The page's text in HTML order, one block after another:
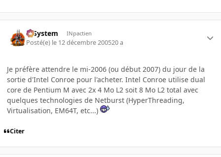
X-System INpactien
Posté(e) le 12 décembre 200520 a
Je préfère attendre le mi-2006 (ou début 2007) du jour de la
sortie d'Intel Conroe pour l'acheter. Intel Conroe utilise dual
core de Pentium M avec 2x 4 Mo L2 soit 8 Mo L2 total avec
quelques technologies de Netburst (HyperThreading,
Virtualisation, EM64T, etc...)
Citer